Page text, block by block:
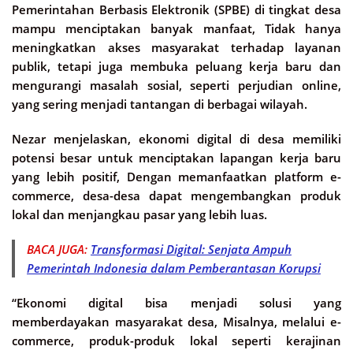
Pemerintahan Berbasis Elektronik (SPBE) di tingkat desa
mampu menciptakan banyak manfaat, Tidak hanya
meningkatkan akses masyarakat terhadap layanan
publik, tetapi juga membuka peluang kerja baru dan
mengurangi masalah sosial, seperti perjudian online,
yang sering menjadi tantangan di berbagai wilayah.
Nezar menjelaskan, ekonomi digital di desa memiliki
potensi besar untuk menciptakan lapangan kerja baru
yang lebih positif, Dengan memanfaatkan platform e-
commerce, desa-desa dapat mengembangkan produk
lokal dan menjangkau pasar yang lebih luas.
BACA JUGA: Transformasi Digital: Senjata Ampuh
Pemerintah Indonesia dalam Pemberantasan Korupsi
“Ekonomi digital bisa menjadi solusi yang
memberdayakan masyarakat desa, Misalnya, melalui e-
commerce, produk-produk lokal seperti kerajinan